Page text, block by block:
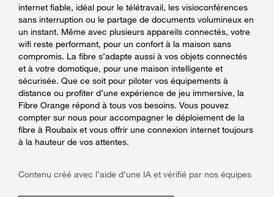
internet fiable, idéal pour le télétravail, les visioconférences
sans interruption ou le partage de documents volumineux en
un instant. Même avec plusieurs appareils connectés, votre
wifi reste performant, pour un confort à la maison sans
compromis. La fibre s’adapte aussi à vos objets connectés
et à votre domotique, pour une maison intelligente et
sécurisée. Que ce soit pour piloter vos équipements à
distance ou profiter d’une expérience de jeu immersive, la
Fibre Orange répond à tous vos besoins. Vous pouvez
compter sur nous pour accompagner le déploiement de la
fibre à Roubaix et vous offrir une connexion internet toujours
à la hauteur de vos attentes.
Contenu créé avec l’aide d’une IA et vérifié par nos équipes